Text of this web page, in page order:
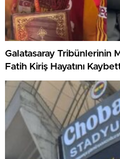
Galatasaray Tribünlerinin
Fatih Kiriş Hayatını